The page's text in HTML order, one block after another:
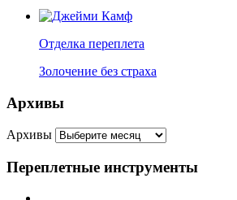
Отделка переплета
Золочение без страха
Архивы
Архивы
Переплетные инструменты